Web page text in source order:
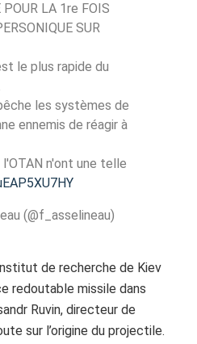
LA 1re FOIS
SUR
le plus rapide du
les systèmes de
ennemis de réagir à
n'ont une telle
(@f_asselineau)
de recherche de Kiev
redoutable missile dans
Ruvin, directeur de
sur l’origine du projectile.